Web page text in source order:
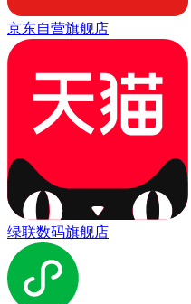
京东自营旗舰店
绿联数码旗舰店